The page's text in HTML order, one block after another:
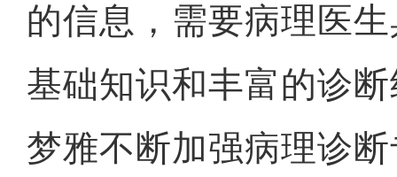
的信息，需要病理医
基础知识和丰富的诊
梦雅不断加强病理诊